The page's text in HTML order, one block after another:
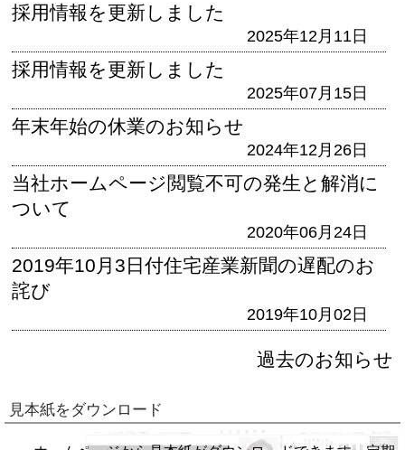
採用情報を更新しました
2025年12月11日
採用情報を更新しました
2025年07月15日
年末年始の休業のお知らせ
2024年12月26日
当社ホームページ閲覧不可の発生と解消に
ついて
2020年06月24日
2019年10月3日付住宅産業新聞の遅配のお
詫び
2019年10月02日
過去のお知らせ
見本紙をダウンロード